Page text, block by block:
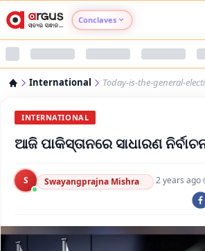
Conclaves
Argus Nari Shakti
Argus Swaad Odisha
Argus Chalo Dekhein
International Today-is-the-general-
INTERNATIONAL
ଆଜି ପାକିସ୍ତାନରେ ସାଧାରଣ
S Swayangprajna Mishra ·2 years ago·